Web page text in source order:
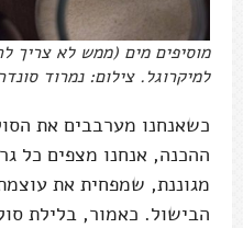
מוסיפים מים (ממש לא צריך
למיקרוגל. צילום: נמרוד
כשאנחנו מערבבים את
ההכנה, אנחנו מצפים כל
מגוננת, שמפחית את
הבישול. כאמור, בלילת